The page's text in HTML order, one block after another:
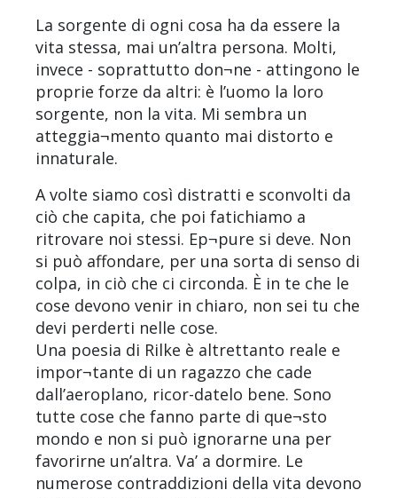
La sorgente di ogni cosa ha da essere la
vita stessa, mai un’altra persona. Molti,
invece - soprattutto don¬ne - attingono le
proprie forze da altri: è l’uomo la loro
sorgente, non la vita. Mi sembra un
atteggia¬mento quanto mai distorto e
innaturale.
A volte siamo così distratti e sconvolti da
ciò che capita, che poi fatichiamo a
ritrovare noi stessi. Ep¬pure si deve. Non
si può affondare, per una sorta di senso di
colpa, in ciò che ci circonda. È in te che le
cose devono venir in chiaro, non sei tu che
devi perderti nelle cose.
Una poesia di Rilke è altrettanto reale e
impor¬tante di un ragazzo che cade
dall’aeroplano, ricor-datelo bene. Sono
tutte cose che fanno parte di que¬sto
mondo e non si può ignorarne una per
favorirne un’altra. Va’ a dormire. Le
numerose contraddizioni della vita devono